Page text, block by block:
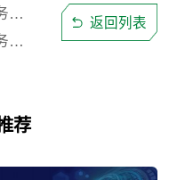
上一篇：【上海站】AI赋能业务，玩转智能未来
下一篇：【上海站】AI赋能业务，玩转智能未来
返回列表
荐